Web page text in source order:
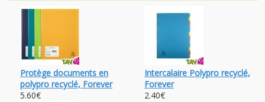
Protège documents en
polypro recyclé, Forever
5.60€
Intercalaire Polypro recyclé,
Forever
2.40€